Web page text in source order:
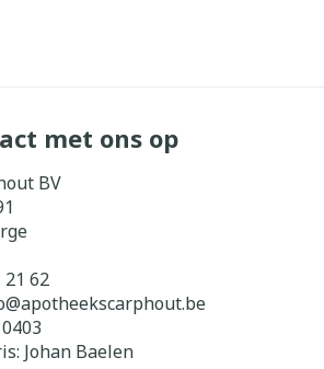
met ons op
BV
21 62
apotheekscarphout.be
Johan Baelen